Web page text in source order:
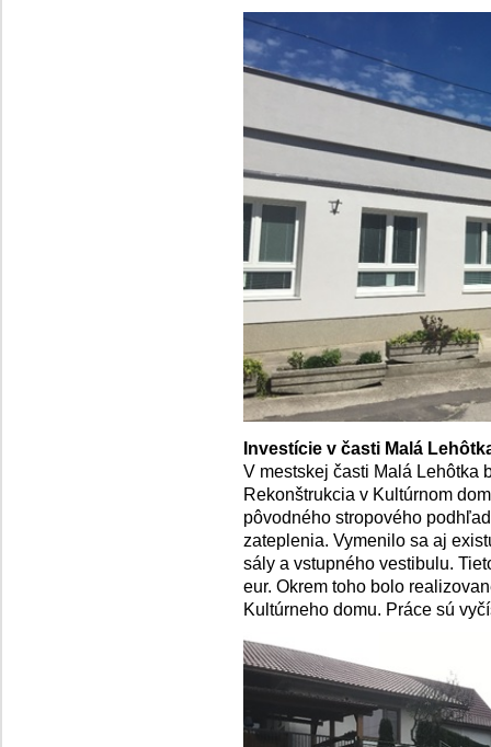
Investície v časti Malá
V mestskej časti Malá Lehôtka
Rekonštrukcia v Kultúrnom
pôvodného stropového
zateplenia. Vymenilo sa aj
sály a vstupného vestibulu.
eur. Okrem toho bolo
Kultúrneho domu. Práce sú